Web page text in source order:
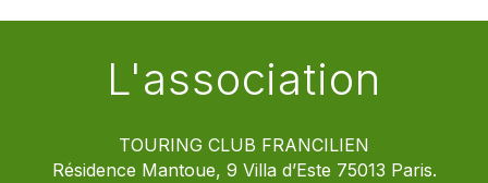
L'association
TOURING CLUB FRANCILIEN
Résidence Mantoue, 9 Villa d’Este 75013 Paris.